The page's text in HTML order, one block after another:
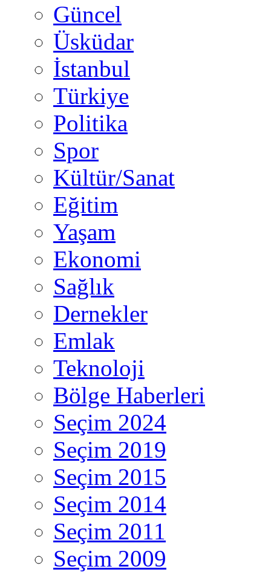
Güncel
Üsküdar
İstanbul
Türkiye
Politika
Spor
Kültür/Sanat
Eğitim
Yaşam
Ekonomi
Sağlık
Dernekler
Emlak
Teknoloji
Bölge Haberleri
Seçim 2024
Seçim 2019
Seçim 2015
Seçim 2014
Seçim 2011
Seçim 2009